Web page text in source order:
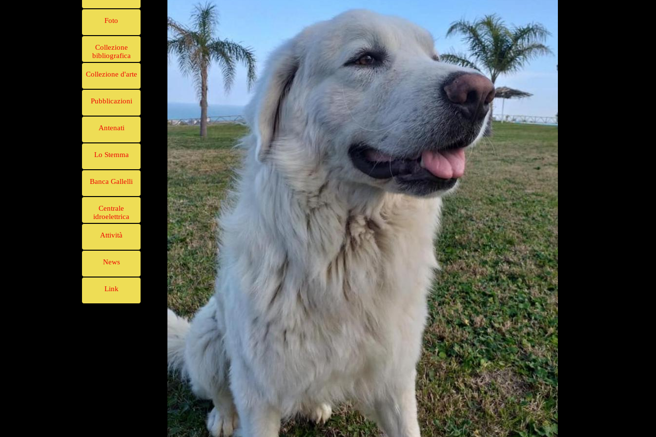
Foto
Collezione
bibliografica
Collezione d'arte
Pubblicazioni
Antenati
Lo Stemma
Banca Gallelli
Centrale
idroelettrica
Attività
News
Link